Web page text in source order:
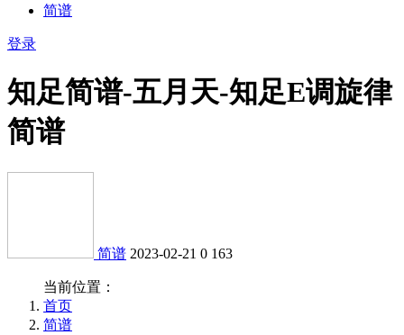
简谱
登录
知足简谱-五月天-知足E调旋律
简谱
简谱 2023-02-21 0 163
当前位置：
首页
简谱